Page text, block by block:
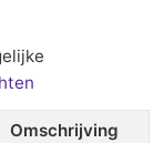
Omschrijving